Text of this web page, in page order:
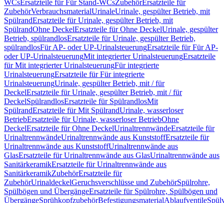
WCsErsatzteile für Für Stand-WCsZubehörErsatzteile für
ZubehörVerbrauchsmaterialUrinaleUrinale, gespülter Betrieb, mit
SpülrandErsatzteile für Urinale, gespülter Betrieb, mit
SpülrandOhne DeckelErsatzteile für Ohne DeckelUrinale, gespülter
Betrieb, spülrandlosErsatzteile für Urinale, gespülter Betrieb,
spülrandlosFür AP- oder UP-UrinalsteuerungErsatzteile für Für AP-
oder UP-UrinalsteuerungMit integrierter UrinalsteuerungErsatzteile
für Mit integrierter UrinalsteuerungFür integrierte
UrinalsteuerungErsatzteile für Für integrierte
UrinalsteuerungUrinale, gespülter Betrieb, mit / für
DeckelErsatzteile für Urinale, gespülter Betrieb, mit / für
DeckelSpülrandlosErsatzteile für SpülrandlosMit
SpülrandErsatzteile für Mit SpülrandUrinale, wasserloser
BetriebErsatzteile für Urinale, wasserloser BetriebOhne
DeckelErsatzteile für Ohne DeckelUrinaltrennwändeErsatzteile für
UrinaltrennwändeUrinaltrennwände aus KunststoffErsatzteile für
Urinaltrennwände aus KunststoffUrinaltrennwände aus
GlasErsatzteile für Urinaltrennwände aus GlasUrinaltrennwände aus
SanitärkeramikErsatzteile für Urinaltrennwände aus
SanitärkeramikZubehörErsatzteile für
ZubehörUrinaldeckelGeruchsverschlüsse und ZubehörSpülrohre,
Spülbögen und ÜbergängeErsatzteile für Spülrohre, Spülbögen und
ÜbergängeSprühkopfzubehörBefestigungsmaterialAblaufventile